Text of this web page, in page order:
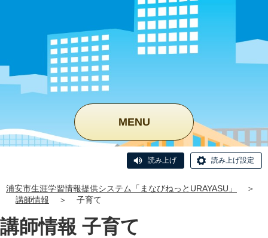
MENU
読み上げ 読み上げ設定
浦安市生涯学習情報提供システム「まなびねっとURAYASU」
＞
講師情報
＞ 子育て
講師情報 子育て